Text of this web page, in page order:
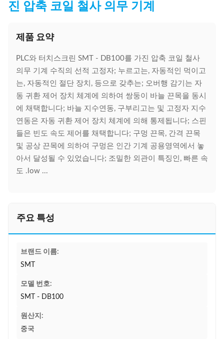
진 압축 코일 철사 의무 기계
제품 요약
PLC와 터치스크린 SMT - DB100를 가진 압축 코일 철사
의무 기계 수직의 선적 고정자; 누르고는, 자동적인 먹이고
는, 자동적인 절단 장치, 등으로 갖추는; 오버행 감기는 자
동 귀환 제어 장치 체계에 의하여 쌍둥이 바늘 끈목을 동시
에 채택합니다; 바늘 지수연동, 구부리고는 및 고정자 지수
연동은 자동 귀환 제어 장치 체계에 의해 통제됩니다; 스핀
들은 빈도 속도 제어를 채택합니다; 구멍 끈목, 간격 끈목
및 공상 끈목에 의하여 구멍은 인간 기계 공용영역에서 놓
아서 달성될 수 있었습니다; 조밀한 외관이 특징인, 빠른 속
도 .low ...
주요 특성
브랜드 이름:
SMT
모델 번호:
SMT - DB100
원산지:
중국